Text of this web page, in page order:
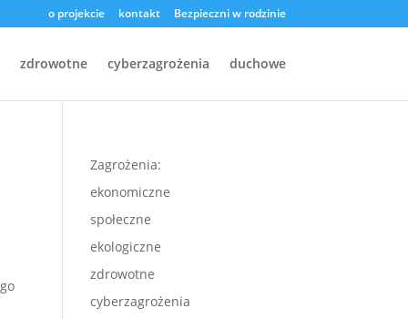
o projekcie kontakt Bezpieczni w rodzinie
zdrowotne cyberzagrożenia duchowe
Zagrożenia:
ekonomiczne
społeczne
ekologiczne
zdrowotne
cyberzagrożenia